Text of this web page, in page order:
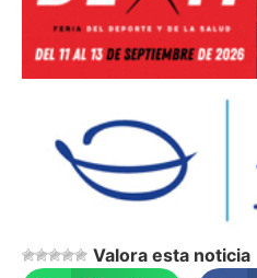
Valora esta noticia